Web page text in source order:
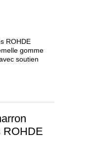
ROHDE
gomme
soutien
ROHDE